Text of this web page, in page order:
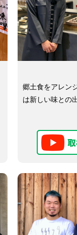
郷土食をアレン
は新しい味との